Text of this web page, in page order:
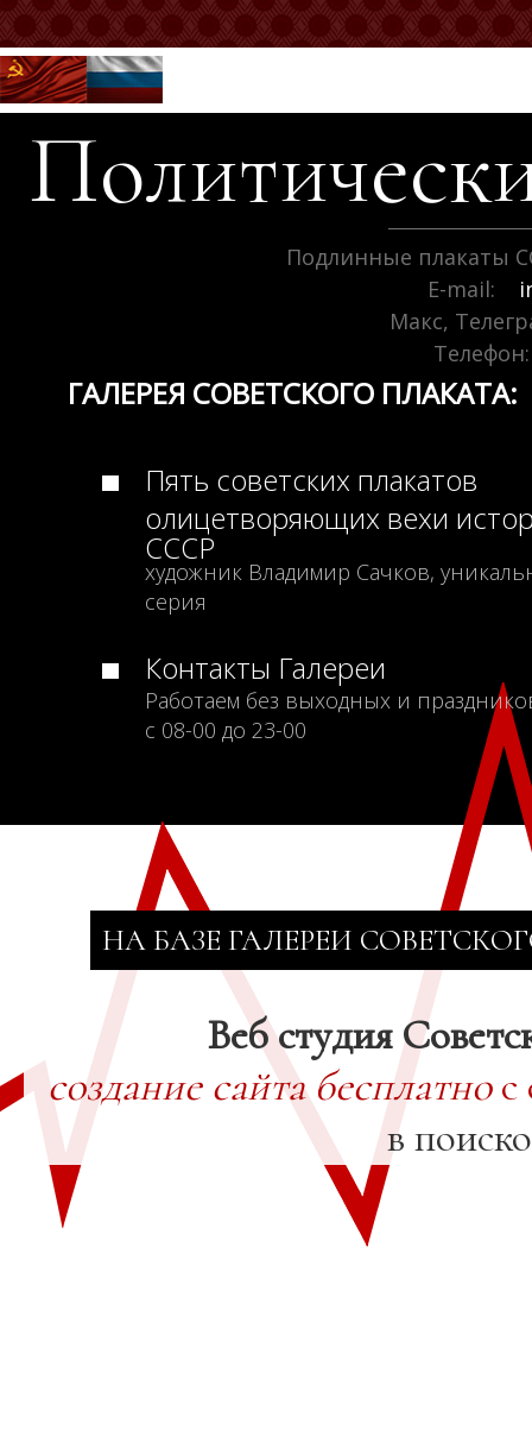
Подлинные плакаты
E-mail:
Макс,
Телефон:
ГАЛЕРЕЯ СОВЕТСКОГО ПЛАКАТА:
Пять советских плакатов
олицетворяющих вехи
СССР
художник Владимир Сачков,
серия
Контакты Галереи
Работаем без выходных и
с 08-00 до 23-00
НА БАЗЕ ГАЛЕРЕИ
Веб студия
создание сайта бесплатнос
в